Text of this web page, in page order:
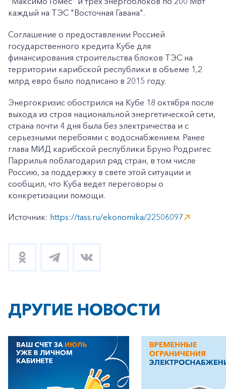
+7-800-700-24-57
Частным клиентам
Корпоративным клиентам
каждый на ТЭС "Восточная Гавана".
Соглашение о предоставлении Россией
государственного кредита Кубе для
финансирования строительства блоков ТЭС на
территории карибской республики в объеме 1,2
млрд евро было подписано в 2015 году.
Энергокризис обострился на Кубе 18 октября после
выхода из строя национальной энергетической сети,
страна почти 4 дня была без электричества и с
серьезными перебоями с водоснабжением. Ранее
глава МИД карибской республики Бруно Родригес
Паррилья поблагодарил ряд стран, в том числе
Россию, за поддержку в свете этой ситуации и
сообщил, что Куба ведет переговоры о
конкретизации помощи.
Источник: https://tass.ru/ekonomika/22506097
ДРУГИЕ НОВОСТИ